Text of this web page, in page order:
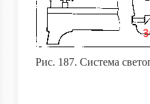
Рис. 187. Система